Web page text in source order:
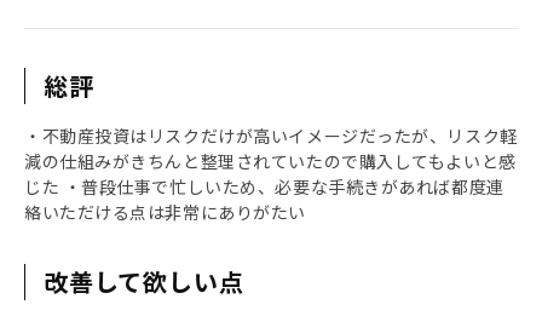
総評
・不動産投資はリスクだけが高いイメージだったが、リスク軽
減の仕組みがきちんと整理されていたので購入してもよいと感
じた ・普段仕事で忙しいため、必要な手続きがあれば都度連
絡いただける点は非常にありがたい
改善して欲しい点